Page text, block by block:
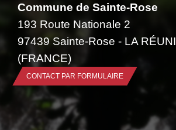
Commune de Sainte-Rose
193 Route Nationale 2
97439 Sainte-Rose - LA
(FRANCE)
CONTACT PAR FORMULAIRE